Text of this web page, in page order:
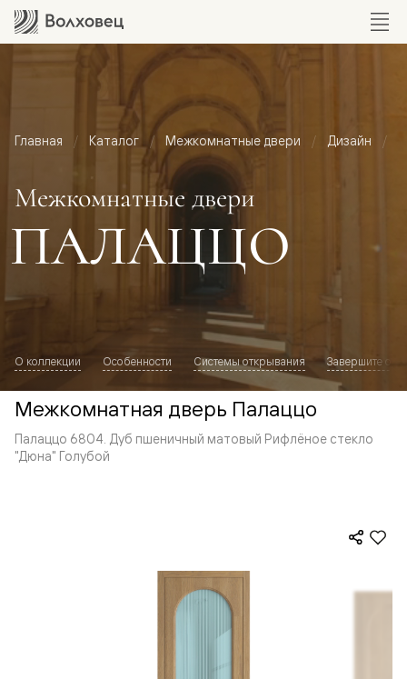
Главная Каталог Межкомнатные двери Дизайн
Межкомнатные двери
ПАЛАЦЦО
О коллекции Особенности Системы открывания Завершите
Межкомнатная дверь Палаццо
Палаццо 6804. Дуб пшеничный матовый Рифлёное стекло
"Дюна" Голубой